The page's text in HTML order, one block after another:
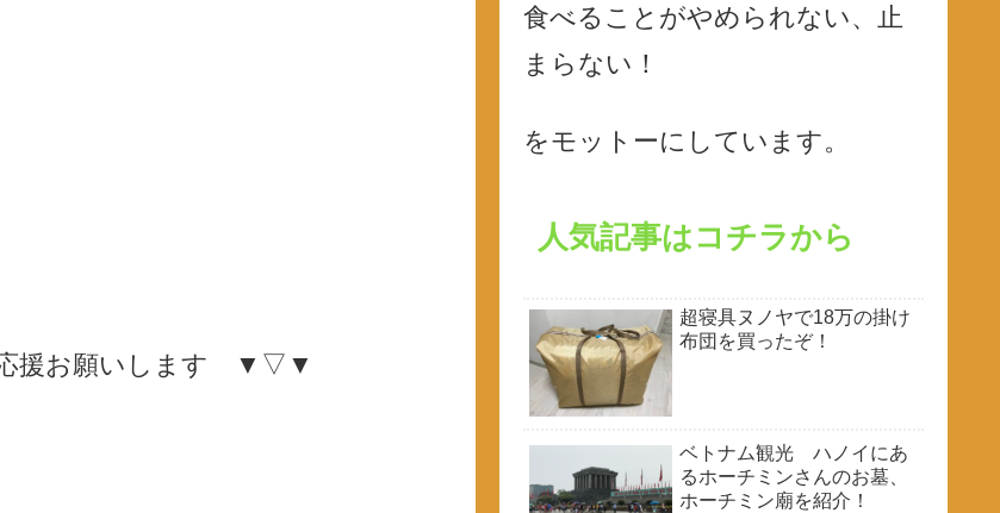
援お願いします ▼▽▼
食べることがやめられない、止
まらない！
をモットーにしています。
人気記事はコチラから
超寝具ヌノヤで18万の掛け
布団を買ったぞ！
ベトナム観光 ハノイにあ
るホーチミンさんのお墓、
ホーチミン廟を紹介！